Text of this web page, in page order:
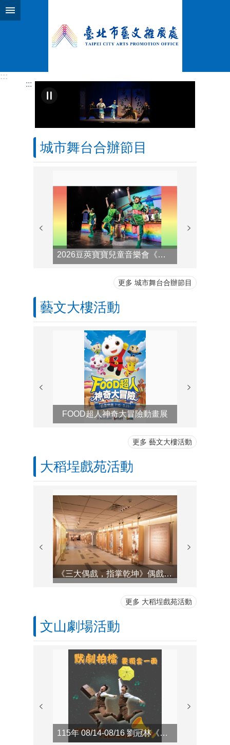
跳到主要內容區塊
:::
:::
城市舞台合辦節目
2026豆莢寶寶兒童音樂會《咻咻～魔幻擊樂秀》
更多 城市舞台合辦節目
藝文大樓活動
FOOD超人神奇大冒險動畫展
更多 藝文大樓活動
大稻埕戲苑活動
《三大偶戲，指掌乾坤》偶戲常設展
更多 大稻埕戲苑活動
文山劇場活動
115年 08/14-08/16 劉冠林《默劇拍檔要獨當一面》